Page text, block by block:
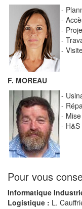
-
-
-
-
-
F. MOREAU
-
-
-
- H&S
Pour vous
Informatique
Logistique : L.